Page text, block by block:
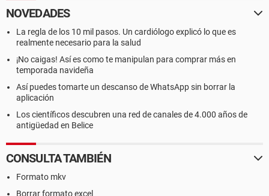
NOVEDADES
La regla de los 10 mil pasos. Un cardiólogo explicó lo que es
realmente necesario para la salud
¡No caigas! Así es como te manipulan para comprar más en
temporada navideña
Así puedes tomarte un descanso de WhatsApp sin borrar la
aplicación
Los científicos descubren una red de canales de 4.000 años de
antigüedad en Belice
CONSULTA TAMBIÉN
Formato mkv
Borrar formato excel